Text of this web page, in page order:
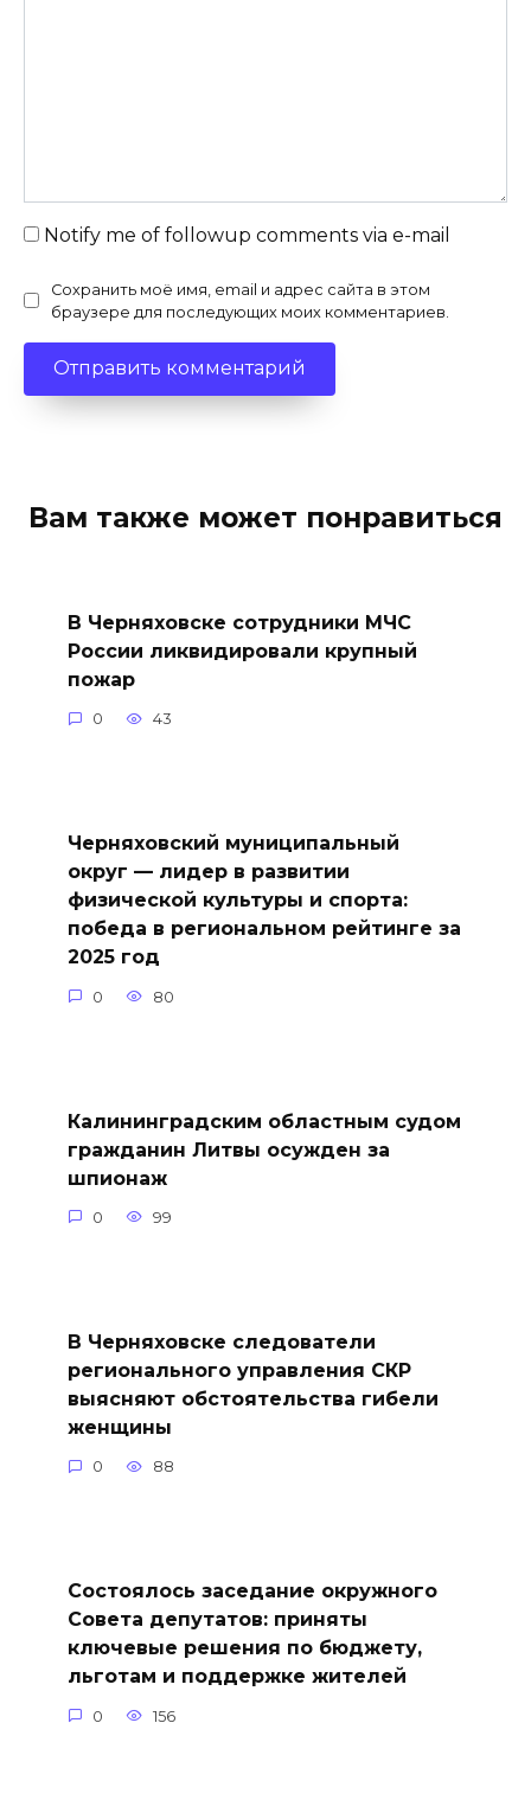
Notify me of followup comments via e-mail
Сохранить моё имя, email и адрес сайта в этом
браузере для последующих моих комментариев.
Вам также может понравиться
В Черняховске сотрудники МЧС
России ликвидировали крупный
пожар
0 43
Черняховский муниципальный
округ — лидер в развитии
физической культуры и спорта:
победа в региональном рейтинге за
2025 год
0 80
Калининградским областным судом
гражданин Литвы осужден за
шпионаж
0 99
В Черняховске следователи
регионального управления СКР
выясняют обстоятельства гибели
женщины
0 88
Состоялось заседание окружного
Совета депутатов: приняты
ключевые решения по бюджету,
льготам и поддержке жителей
0 156